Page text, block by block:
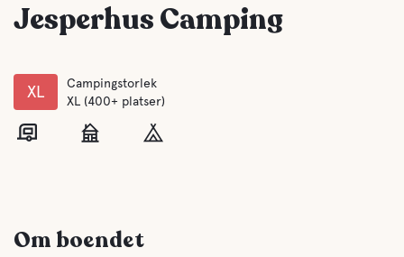
Jesperhus Camping
XL
Campingstorlek
XL (400+ platser)
Om boendet